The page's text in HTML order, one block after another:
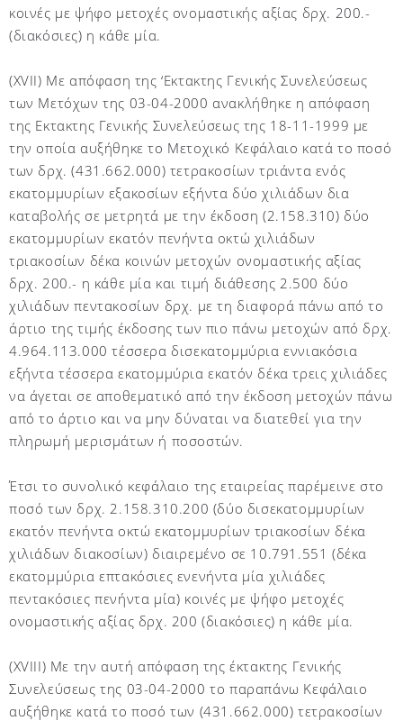
κοινές με ψήφο μετοχές ονομαστικής αξίας δρχ. 200.-
(διακόσιες) η κάθε μία.
(XVII) Με απόφαση της ‘Εκτακτης Γενικής Συνελεύσεως
των Μετόχων της 03-04-2000 ανακλήθηκε η απόφαση
της Εκτακτης Γενικής Συνελεύσεως της 18-11-1999 με
την οποία αυξήθηκε το Μετοχικό Κεφάλαιο κατά το ποσό
των δρχ. (431.662.000) τετρακοσίων τριάντα ενός
εκατομμυρίων εξακοσίων εξήντα δύο χιλιάδων δια
καταβολής σε μετρητά με την έκδοση (2.158.310) δύο
εκατομμυρίων εκατόν πενήντα οκτώ χιλιάδων
τριακοσίων δέκα κοινών μετοχών ονομαστικής αξίας
δρχ. 200.- η κάθε μία και τιμή διάθεσης 2.500 δύο
χιλιάδων πεντακοσίων δρχ. με τη διαφορά πάνω από το
άρτιο της τιμής έκδοσης των πιο πάνω μετοχών από δρχ.
4.964.113.000 τέσσερα δισεκατομμύρια εννιακόσια
εξήντα τέσσερα εκατομμύρια εκατόν δέκα τρεις χιλιάδες
να άγεται σε αποθεματικό από την έκδοση μετοχών πάνω
από το άρτιο και να μην δύναται να διατεθεί για την
πληρωμή μερισμάτων ή ποσοστών.
Έτσι το συνολικό κεφάλαιο της εταιρείας παρέμεινε στο
ποσό των δρχ. 2.158.310.200 (δύο δισεκατομμυρίων
εκατόν πενήντα οκτώ εκατομμυρίων τριακοσίων δέκα
χιλιάδων διακοσίων) διαιρεμένο σε 10.791.551 (δέκα
εκατομμύρια επτακόσιες ενενήντα μία χιλιάδες
πεντακόσιες πενήντα μία) κοινές με ψήφο μετοχές
ονομαστικής αξίας δρχ. 200 (διακόσιες) η κάθε μία.
(ΧVIII) Με την αυτή απόφαση της έκτακτης Γενικής
Συνελεύσεως της 03-04-2000 το παραπάνω Κεφάλαιο
αυξήθηκε κατά το ποσό των (431.662.000) τετρακοσίων